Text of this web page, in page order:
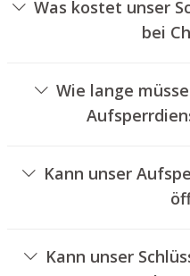
Was kostet unser
bei
verschiedenen Faktoren
Zylinders, der Dauer der
Kilometerpauschalen. Wir
Wie lange müssen Sie warten, bis unser
normalerweise innerhalb
Ort. Die reelle Wartezeit
Einsatzortes zu unserer
Kann unser Aufsperrdienst auch Autotüren
Kann unser